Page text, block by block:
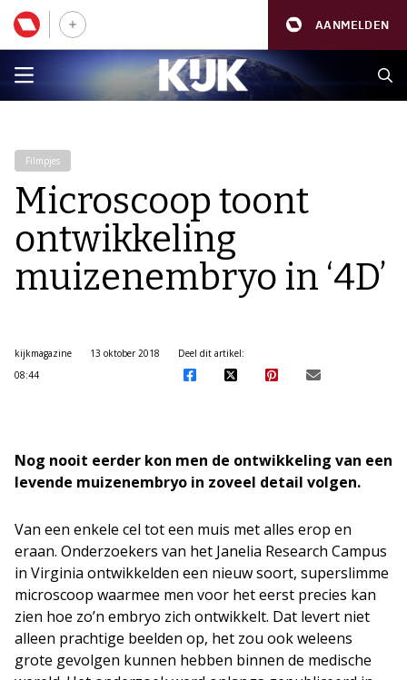
AANMELDEN
Filmpjes
Microscoop toont
ontwikkeling
muizenembryo in ‘4D’
kijkmagazine
13 oktober 2018
08:44
Deel dit artikel:
Nog nooit eerder kon men de ontwikkeling van een
levende muizenembryo in zoveel detail volgen.
Van een enkele cel tot een muis met alles erop en
eraan. Onderzoekers van het Janelia Research Campus
in Virginia ontwikkelden een nieuw soort, superslimme
microscoop waarmee men voor het eerst precies kan
zien hoe zo’n embryo zich ontwikkelt. Dat levert niet
alleen prachtige beelden op, het zou ook weleens
grote gevolgen kunnen hebben binnen de medische